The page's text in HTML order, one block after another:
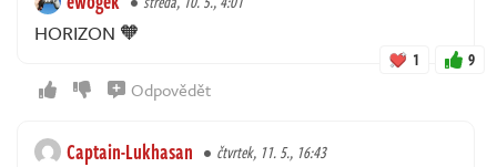
HORIZON 🧡
1 9
Odpovědět
Captain-Lukhasan čtvrtek, 11. 5., 16:43